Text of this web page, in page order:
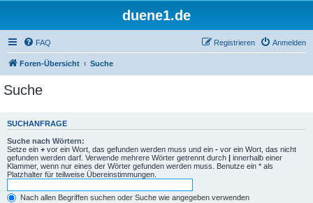
duene1.de
FAQ Anmelden
Registrieren
Foren-Übersicht Suche
Suche
SUCHANFRAGE
Suche nach Wörtern:
Setze ein + vor ein Wort, das gefunden werden muss und ein - vor ein Wort, das nicht
gefunden werden darf. Verwende mehrere Wörter getrennt durch | innerhalb einer
Klammer, wenn nur eines der Wörter gefunden werden muss. Benutze ein * als
Platzhalter für teilweise Übereinstimmungen.
Nach allen Begriffen suchen oder Suche wie angegeben verwenden